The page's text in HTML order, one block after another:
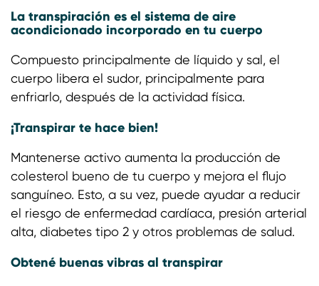
La transpiración es el sistema de aire
acondicionado incorporado en tu cuerpo
Compuesto principalmente de líquido y sal, el
cuerpo libera el sudor, principalmente para
enfriarlo, después de la actividad física.
¡Transpirar te hace bien!
Mantenerse activo aumenta la producción de
colesterol bueno de tu cuerpo y mejora el flujo
sanguíneo. Esto, a su vez, puede ayudar a reducir
el riesgo de enfermedad cardíaca, presión arterial
alta, diabetes tipo 2 y otros problemas de salud.
Obtené buenas vibras al transpirar